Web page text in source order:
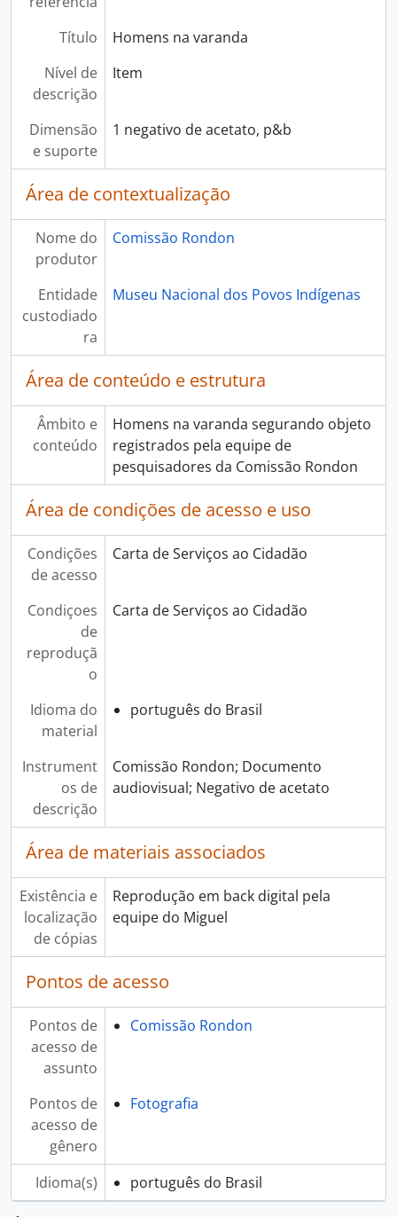
Título
Homens na varanda
Nível de
descrição
Item
Dimensão
e suporte
1 negativo de acetato, p&b
Área de contextualização
Nome do
produtor
Comissão Rondon
Entidade
custodiado
ra
Museu Nacional dos Povos Indígenas
Área de conteúdo e estrutura
Âmbito e
conteúdo
Homens na varanda segurando objeto
registrados pela equipe de
pesquisadores da Comissão Rondon
Área de condições de acesso e uso
Condições
de acesso
Carta de Serviços ao Cidadão
Condiçoes
de
reproduçã
o
Carta de Serviços ao Cidadão
Idioma do
material
português do Brasil
Instrument
os de
descrição
Comissão Rondon; Documento
audiovisual; Negativo de acetato
Área de materiais associados
Existência e
localização
de cópias
Reprodução em back digital pela
equipe do Miguel
Pontos de acesso
Pontos de
acesso de
assunto
Comissão Rondon
Pontos de
acesso de
gênero
Fotografia
Idioma(s) português do Brasil